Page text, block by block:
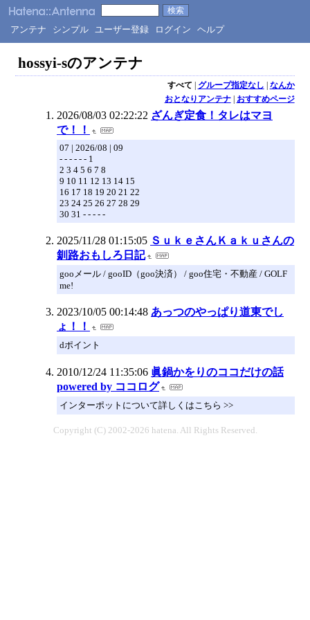
アンテナ シンプル ユーザー登録 ログイン ヘルプ
hossyi-sのアンテナ
すべて | グループ指定なし | なんか
おとなりアンテナ| おすすめページ
2026/08/03 02:22:22 ざんぎ定食！タレはマヨ
で！！
07 | 2026/08 | 09
- - - - - - 1
2 3 4 5 6 7 8
9 10 11 12 13 14 15
16 17 18 19 20 21 22
23 24 25 26 27 28 29
30 31 - - - - -
2025/11/28 01:15:05 ＳｕｋｅさんＫａｋｕさんの
釧路おもしろ日記
gooメール / gooID（goo決済） / goo住宅・不動産 / GOLF
me!
2023/10/05 00:14:48 あっつのやっぱり道東でし
ょ！！
dポイント
2010/12/24 11:35:06 眞鍋かをりのココだけの話
powered by ココログ
インターポットについて詳しくはこちら >>
Copyright (C) 2002-2026 hatena. All Rights Reserved.